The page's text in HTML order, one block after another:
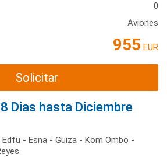
0
Aviones
955 EUR
Solicitar
Dias hasta Diciembre
- Esna - Guiza - Kom Ombo -